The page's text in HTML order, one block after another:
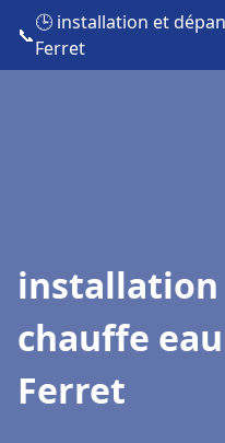
📞
🕒 installation et
Ferret
installation
chauffe
Ferret